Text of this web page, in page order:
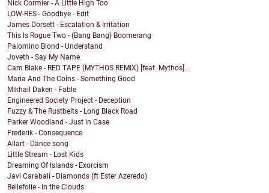
Nick Cormier - A Little High Too
LOW-RES - Goodbye - Edit
James Dorsett - Escalation & Irritation
This Is Rogue Two - (Bang Bang) Boomerang
Palomino Blond - Understand
Joveth - Say My Name
Cam Blake - RED TAPE (MYTHOS REMIX) [feat. Mythos]...
Maria And The Coins - Something Good
Mikhail Daken - Fable
Engineered Society Project - Deception
Fuzzy & The Rustbelts - Long Black Road
Parker Woodland - Just in Case
Frederik - Consequence
Allart - Dance song
Little Stream - Lost Kids
Dreaming Of Islands - Exorcism
Javi Carabalí - Diamonds (ft Ester Azeredo)
Bellefolie - In the Clouds